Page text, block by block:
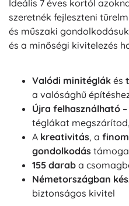
Ideális 7 éves kortól
szeretnék fejleszteni
és műszaki
és a minőségi kivitelezés
Valódi minitéglák és
a valósághű
Újra felhasználható
téglákat
A kreativitás, a
gondolkodás
155 darab a
Németországban
biztonságos kivitel